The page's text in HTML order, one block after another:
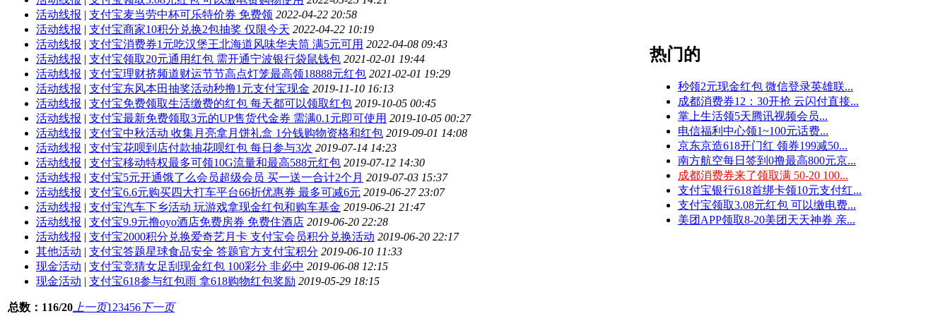
活动线报 | 支付宝麦当劳中杯可乐特价券 免费领 2022-04-22 20:58
活动线报 | 支付宝商家10积分兑换2包抽奖 仅限今天 2022-04-22 10:19
活动线报 | 支付宝消费券1元吃汉堡王北海道风味华夫筒 满5元可用 2022-04-08 09:43
活动线报 | 支付宝领取20元通用红包 需开通宁波银行袋鼠钱包 2021-02-01 19:44
活动线报 | 支付宝理财挤频道财运节节高点灯笼最高领18888元红包 2021-02-01 19:29
活动线报 | 支付宝东风本田抽奖活动秒撸1元支付宝现金 2019-11-10 16:13
活动线报 | 支付宝免费领取生活缴费的红包 每天都可以领取红包 2019-10-05 00:45
活动线报 | 支付宝最新免费领取3元的UP售货代金券 需满0.1元即可使用 2019-10-05 00:27
活动线报 | 支付宝中秋活动 收集月亮拿月饼礼盒 1分钱购物资格和红包 2019-09-01 14:08
活动线报 | 支付宝花呗到店付款抽花呗红包 每日参与3次 2019-07-14 14:23
活动线报 | 支付宝移动特权最多可领10G流量和最高588元红包 2019-07-12 14:30
活动线报 | 支付宝5元开通饿了么会员超级会员 买一送一合计2个月 2019-07-03 15:37
活动线报 | 支付宝6.6元购买四大打车平台66折优惠券 最多可减6元 2019-06-27 23:07
活动线报 | 支付宝汽车下乡活动 玩游戏拿现金红包和购车基金 2019-06-21 21:47
活动线报 | 支付宝9.9元撸oyo酒店免费房券 免费住酒店 2019-06-20 22:28
活动线报 | 支付宝2000积分兑换爱奇艺月卡 支付宝会员积分兑换活动 2019-06-20 22:17
其他活动 | 支付宝答题星球食品安全 答题官方支付宝积分 2019-06-10 11:33
现金活动 | 支付宝竞猜女足刮现金红包 100彩分 非必中 2019-06-08 12:15
现金活动 | 支付宝618参与红包雨 拿618购物红包奖励 2019-05-29 18:15
总数：116/20 上一页1 23456下一页
热门的
秒领2元现金红包 微信登录英雄联...
成都消费券12：30开抢 云闪付直接...
掌上生活领5天腾讯视频会员...
电信福利中心领1~100元话费...
京东京造618开门红 领券199减50...
南方航空每日签到0撸最高800元京...
成都消费券来了领取满 50-20 100...
支付宝银行618首绑卡领10元支付红...
支付宝领取3.08元红包 可以缴电费...
美团APP领取8-20美团天天神券 亲...